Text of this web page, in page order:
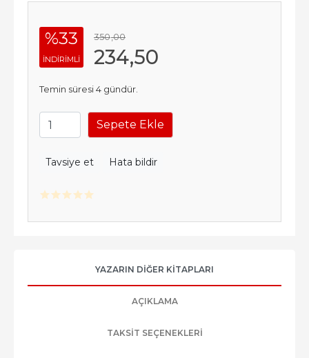
%33
INDIRIMLI
350,00
234,50
Temin süresi 4 gündür.
Sepete Ekle
Tavsiye et Hata bildir
YAZARIN DIĞER KITAPLARI
AÇIKLAMA
TAKSIT SEÇENEKLERI